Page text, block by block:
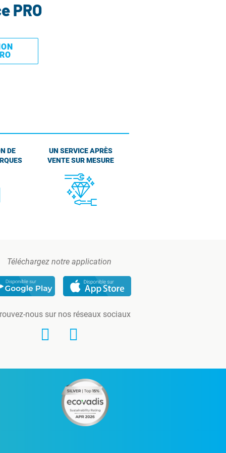
PRO
DE
UN SERVICE APRÈS
VENTE SUR MESURE
Téléchargez notre application
nous sur nos réseaux sociaux